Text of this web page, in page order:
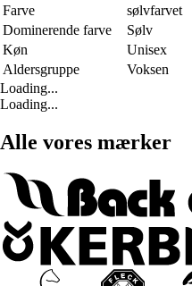
Farve
sølvfarvet
Dominerende farve
Sølv
Køn
Unisex
Aldersgruppe
Voksen
Loading...
Loading...
Alle vores mærker